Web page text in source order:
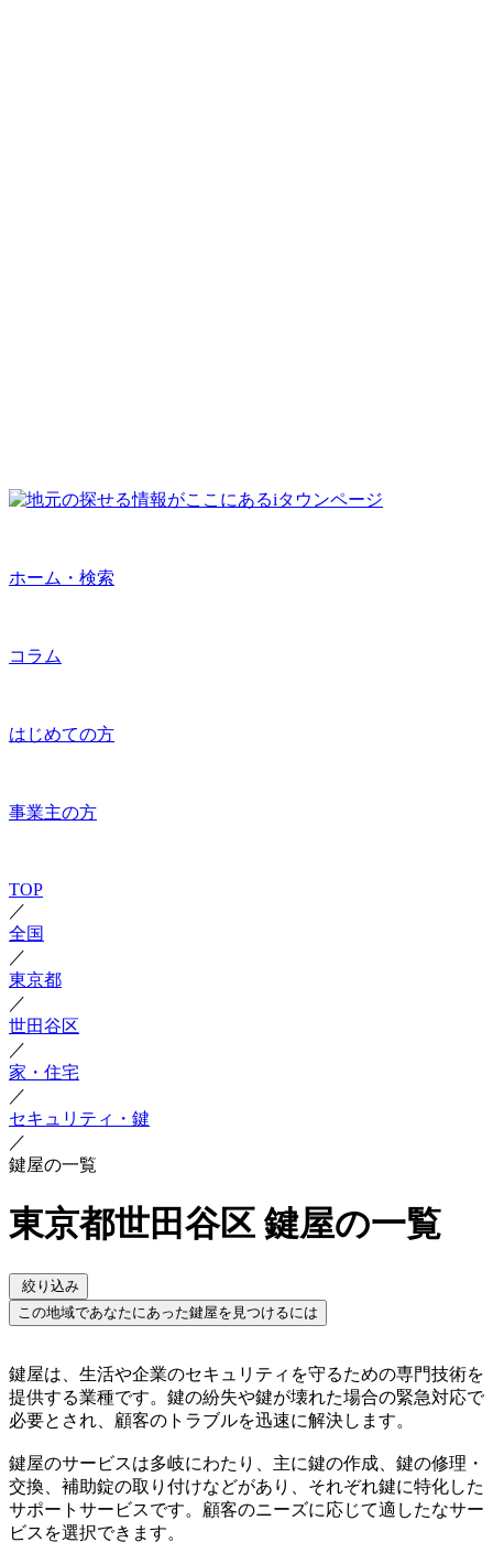
ホーム・検索
コラム
はじめての方
事業主の方
TOP
／
全国
／
東京都
／
世田谷区
／
家・住宅
／
セキュリティ・鍵
／
鍵屋の一覧
東京都世田谷区 鍵屋の一覧
絞り込み
この地域であなたにあった鍵屋を見つけるには
鍵屋は、生活や企業のセキュリティを守るための専門技術を
提供する業種です。鍵の紛失や鍵が壊れた場合の緊急対応で
必要とされ、顧客のトラブルを迅速に解決します。
鍵屋のサービスは多岐にわたり、主に鍵の作成、鍵の修理・
交換、補助錠の取り付けなどがあり、それぞれ鍵に特化した
サポートサービスです。顧客のニーズに応じて適したなサー
ビスを選択できます。